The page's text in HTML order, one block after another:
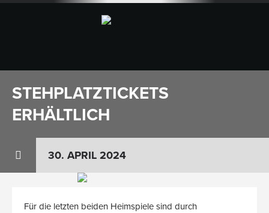
STEHPLATZTICKETS
ERHÄLTLICH
30. APRIL 2024
Für die letzten beiden Heimspiele sind durch